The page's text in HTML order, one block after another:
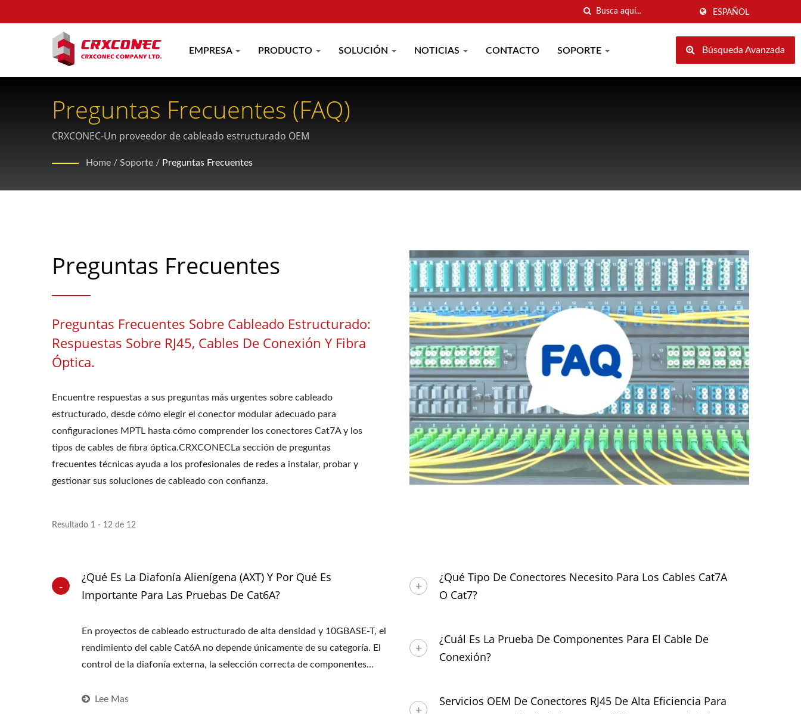
ESPAÑOL
EMPRESA PRODUCTO SOLUCIÓN NOTICIAS CONTACTO SOPORTE Búsqueda Avanzada
Preguntas Frecuentes (FAQ)
CRXCONEC-Un proveedor de cableado estructurado OEM
Home / Soporte / Preguntas Frecuentes
Preguntas Frecuentes
Preguntas Frecuentes Sobre Cableado Estructurado:
Respuestas Sobre RJ45, Cables De Conexión Y Fibra
Óptica.
Encuentre respuestas a sus preguntas más urgentes sobre cableado
estructurado, desde cómo elegir el conector modular adecuado para
configuraciones MPTL hasta cómo comprender los conectores Cat7A y los
tipos de cables de fibra óptica.CRXCONECLa sección de preguntas
frecuentes técnicas ayuda a los profesionales de redes a instalar, probar y
gestionar sus soluciones de cableado con confianza.
Resultado 1 - 12 de 12
¿Qué Es La Diafonía Alienígena (AXT) Y Por Qué Es
Importante Para Las Pruebas De Cat6A?
En proyectos de cableado estructurado de alta densidad y 10GBASE-T, el
rendimiento del cable Cat6A no depende únicamente de su categoría. El
control de la diafonía externa, la selección correcta de componentes...
Lee Mas
¿Qué Tipo De Conectores Necesito Para Los Cables Cat7A
O Cat7?
¿Cuál Es La Prueba De Componentes Para El Cable De
Conexión?
Servicios OEM De Conectores RJ45 De Alta Eficiencia Para